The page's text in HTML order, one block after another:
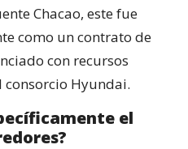
Chacao, este fue
como un contrato de
con recursos
consorcio Hyundai.
el